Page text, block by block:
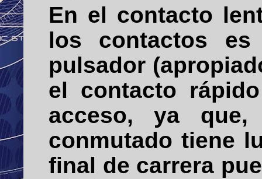
En el contacto
los contactos
pulsador
el contacto
acceso, ya
conmutado tiene
final de carrera